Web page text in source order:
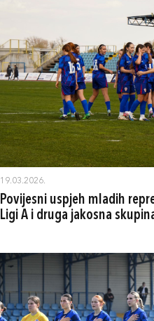
19.03.2026.
Povijesni uspjeh mladih
Ligi A i druga jakosna